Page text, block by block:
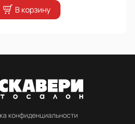
В корзину
конфиденциальности